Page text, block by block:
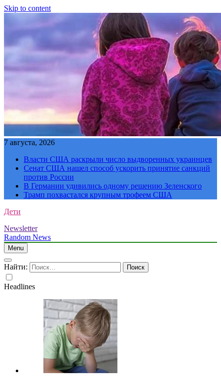
Skip to content
7 августа, 2026
Власти США раскрыли число выдворенных украинцев
Сенат США нашел способ ускорить принятие санкций
против России
В Германии удивились одному решению Зеленского
Трамп похвастался крупным трофеем США
Дети
Newsletter
Random News
Menu
Найти:
Headlines